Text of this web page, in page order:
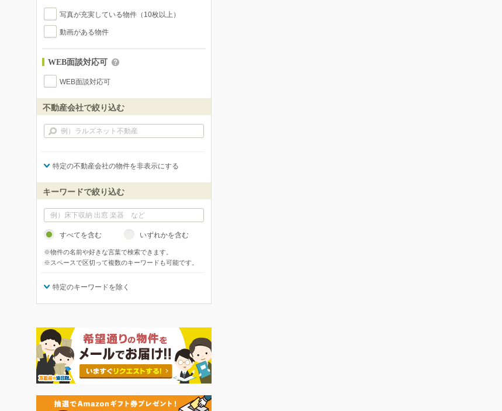
写真が充実している物件（10枚以上）
動画がある物件
WEB面談対応可
WEB面談対応可
不動産会社で絞り込む
特定の不動産会社の物件を非表示にする
キーワードで絞り込む
すべてを含む いずれかを含む
※物件の名前や好きな言葉で検索できます。
※スペースで区切って複数のキーワードも可能です。
特定のキーワードを除く